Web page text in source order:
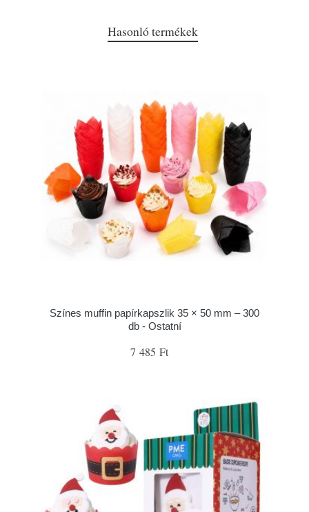
Hasonló termékek
Színes muffin papírkapszlik 35 × 50 mm – 300
db - Ostatní
7 485 Ft